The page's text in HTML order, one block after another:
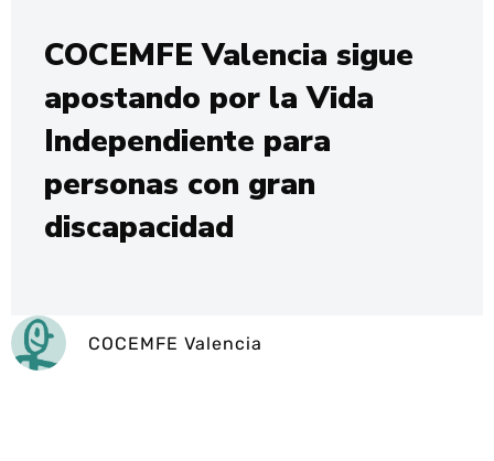
COCEMFE Valencia sigue
apostando por la Vida
Independiente para
personas con gran
discapacidad
COCEMFE Valencia